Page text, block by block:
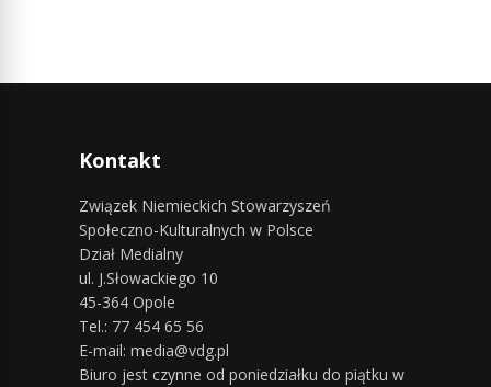
Kontakt
Związek Niemieckich Stowarzyszeń
Społeczno-Kulturalnych w Polsce
Dział Medialny
ul. J.Słowackiego 10
45-364 Opole
Tel.: 77 454 65 56
E-mail: media@vdg.pl
Biuro jest czynne od poniedziałku do piątku w